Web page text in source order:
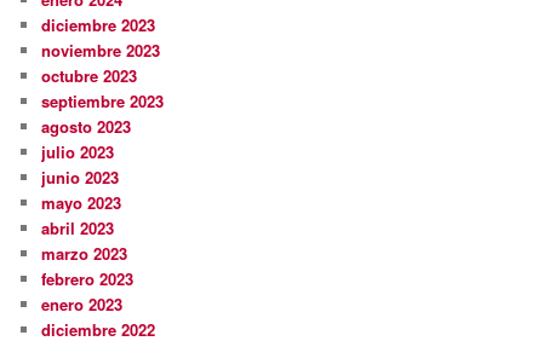
diciembre 2023
noviembre 2023
octubre 2023
septiembre 2023
agosto 2023
julio 2023
junio 2023
mayo 2023
abril 2023
marzo 2023
febrero 2023
enero 2023
diciembre 2022